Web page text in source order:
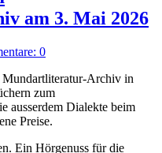
am 3. Mai 2026
0
Archiv in
zum
ausserdem Dialekte beim
Preise.
Ein Hörgenuss für die